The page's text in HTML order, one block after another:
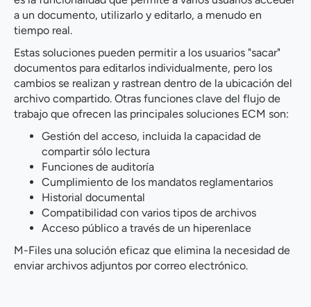
a un documento, utilizarlo y editarlo, a menudo en
tiempo real.
Estas soluciones pueden permitir a los usuarios "sacar"
documentos para editarlos individualmente, pero los
cambios se realizan y rastrean dentro de la ubicación del
archivo compartido. Otras funciones clave del flujo de
trabajo que ofrecen las principales soluciones ECM son:
Gestión del acceso, incluida la capacidad de
compartir sólo lectura
Funciones de auditoría
Cumplimiento de los mandatos reglamentarios
Historial documental
Compatibilidad con varios tipos de archivos
Acceso público a través de un hiperenlace
M-Files una solución eficaz que elimina la necesidad de
enviar archivos adjuntos por correo electrónico.